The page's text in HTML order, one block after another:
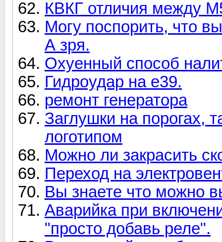
КВКГ отличия между
Могу поспорить, что
А зря.
Охуенный способ
Гидроудар на е39.
ремонт генератора
Заглушки на порогах,
логотипом
Можно ли закрасить
Переход на
Вы знаете что можно
Аварийка при
"просто добавь реле".